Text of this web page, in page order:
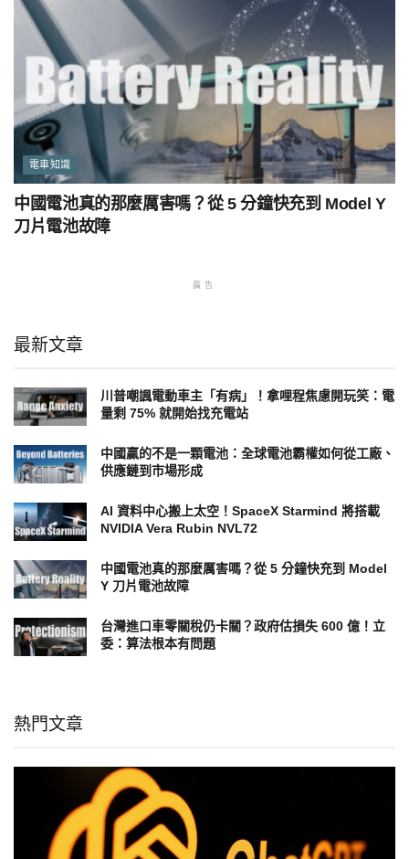
電車知識
中國電池真的那麼厲害嗎？從 5 分鐘快充到 Model Y
刀片電池故障
廣告
最新文章
川普嘲諷電動車主「有病」！拿哩程焦慮開玩笑：電
量剩 75% 就開始找充電站
中國贏的不是一顆電池：全球電池霸權如何從工廠、
供應鏈到市場形成
AI 資料中心搬上太空！SpaceX Starmind 將搭載
NVIDIA Vera Rubin NVL72
中國電池真的那麼厲害嗎？從 5 分鐘快充到 Model
Y 刀片電池故障
台灣進口車零關稅仍卡關？政府估損失 600 億！立
委：算法根本有問題
熱門文章